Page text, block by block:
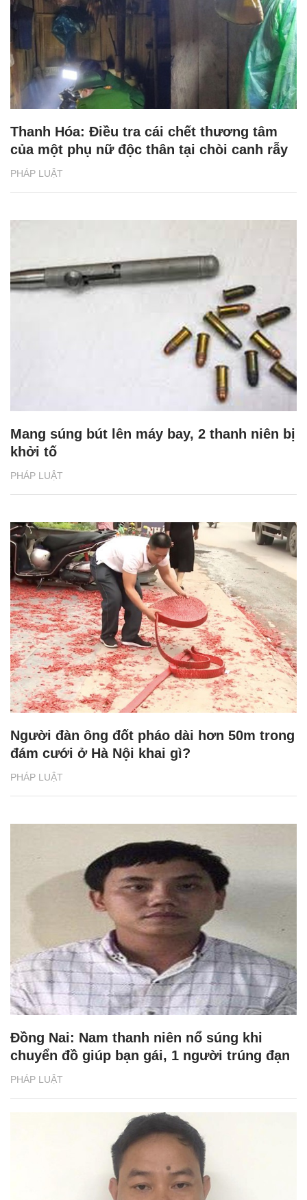
PHÁP LUẬT
Thanh Hóa: Điều tra cái chết thương tâm
của một phụ nữ độc thân tại chòi canh rẫy
PHÁP LUẬT
Mang súng bút lên máy bay, 2 thanh niên bị
khởi tố
PHÁP LUẬT
Người đàn ông đốt pháo dài hơn 50m trong
đám cưới ở Hà Nội khai gì?
PHÁP LUẬT
Đồng Nai: Nam thanh niên nổ súng khi
chuyển đồ giúp bạn gái, 1 người trúng đạn